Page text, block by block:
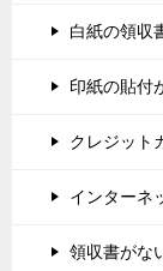
白紙の領収
印紙の貼付
クレジット
インターネ
領収書がな